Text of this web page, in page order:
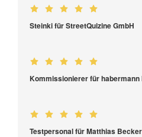
Steinki für StreetQuizine GmbH
Kommissionierer für habermann
Testpersonal für Matthias Becker